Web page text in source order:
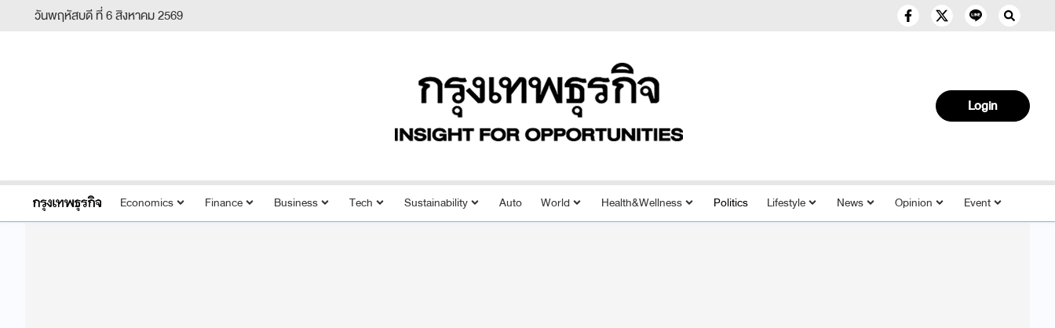
วันพฤหัสบดี ที่ 6 สิงหาคม 2569
Login
Economics Finance Business Tech Sustainability Auto World Health&Wellness Politics Lifestyle News Opinion Event